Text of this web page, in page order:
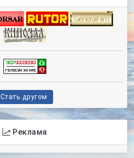
Стать другом
Реклама